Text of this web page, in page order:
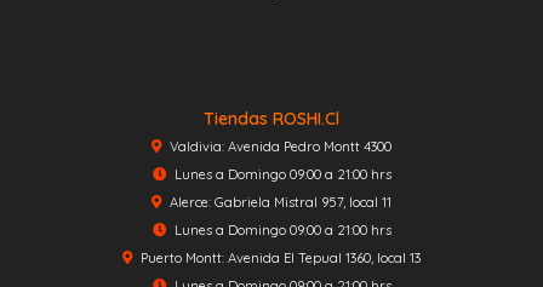
Tiendas ROSHI.cl
Valdivia: Avenida Pedro Montt 4300
Lunes a Domingo 09:00 a 21:00 hrs
Alerce: Gabriela Mistral 957, local 11
Lunes a Domingo 09:00 a 21:00 hrs
Puerto Montt: Avenida El Tepual 1360, local 13